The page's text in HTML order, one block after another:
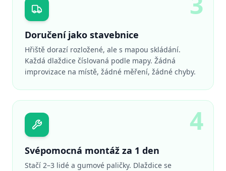
Doručení jako stavebnice
Hřiště dorazí rozložené, ale s mapou skládání.
Každá dlaždice číslovaná podle mapy. Žádná
improvizace na místě, žádné měření, žádné chyby.
4
Svépomocná montáž za 1 den
Stačí 2–3 lidé a gumové paličky. Dlaždice se